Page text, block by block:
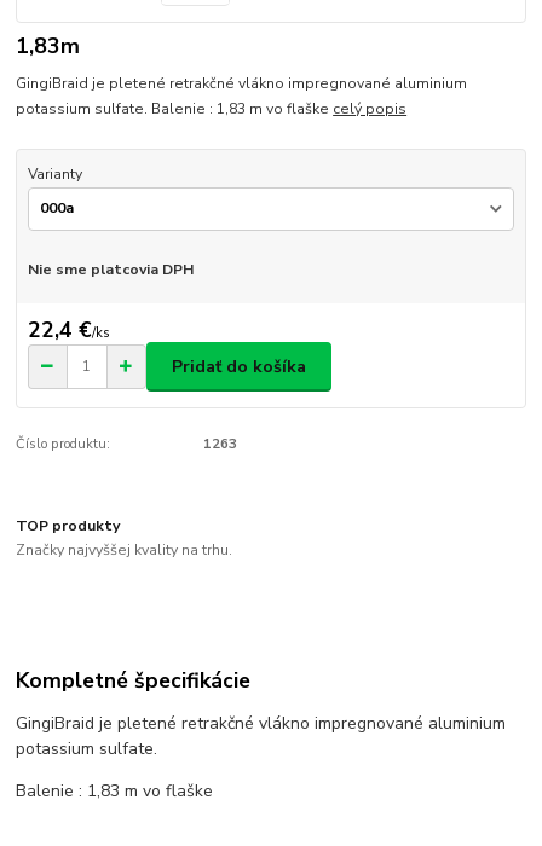
1,83m
GingiBraid je pletené retrakčné vlákno impregnované aluminium
potassium sulfate. Balenie : 1,83 m vo flaške celý popis
Varianty
Nie sme platcovia DPH
22,4 €/ks
Pridať do košíka
Číslo produktu: 1263
TOP produkty
Značky najvyššej kvality na trhu.
Kompletné špecifikácie
GingiBraid je pletené retrakčné vlákno impregnované aluminium
potassium sulfate.
Balenie : 1,83 m vo flaške